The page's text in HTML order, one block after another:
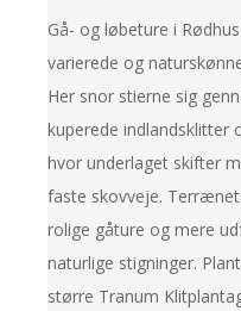
Gå- og løbeture i
varierede og
Her snor stierne sig
kuperede indlandsklitter
hvor underlaget skifter
faste skovveje.
rolige gåture og mere
naturlige stigninger.
større Tranum